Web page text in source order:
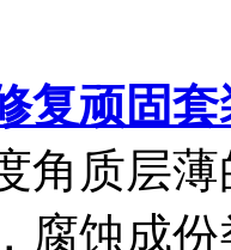
复顽固套
角质层薄
腐蚀成